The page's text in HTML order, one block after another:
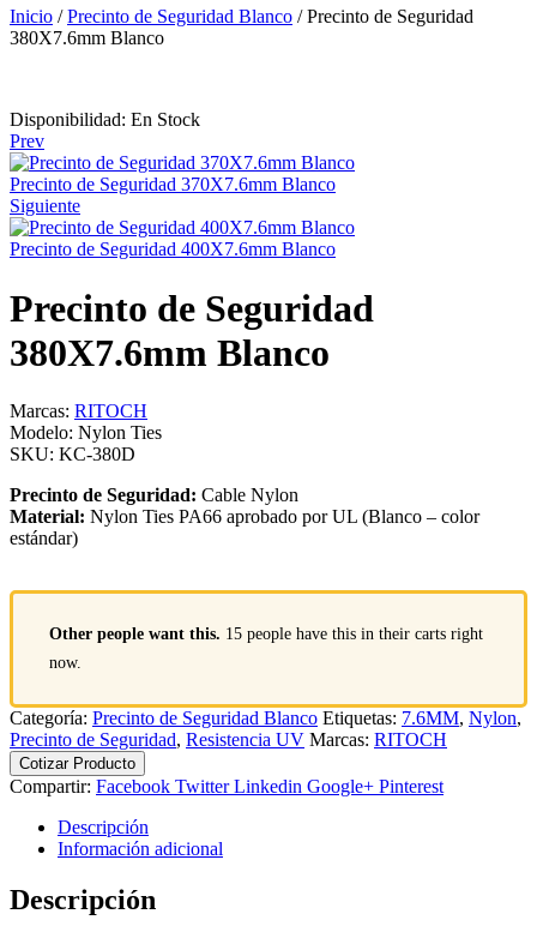
Inicio /Precinto de Seguridad Blanco / Precinto de Seguridad
380X7.6mm Blanco
Disponibilidad: En Stock
Prev
Precinto de Seguridad 370X7.6mm Blanco
Siguiente
Precinto de Seguridad 400X7.6mm Blanco
Precinto de Seguridad
380X7.6mm Blanco
Marcas: RITOCH
Modelo: Nylon Ties
SKU: KC-380D
Precinto de Seguridad: Cable Nylon
Material: Nylon Ties PA66 aprobado por UL (Blanco – color
estándar)
Other people want this. 15 people have this in their carts right
now.
Categoría: Precinto de Seguridad Blanco Etiquetas: 7.6MM, Nylon,
Precinto de Seguridad, Resistencia UV Marcas: RITOCH
Cotizar Producto
Compartir: Facebook Twitter Linkedin Google+ Pinterest
Descripción
Información adicional
Descripción